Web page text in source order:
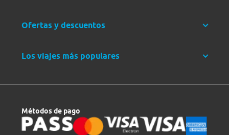
Ofertas y descuentos
Los viajes más populares
Métodos de pago